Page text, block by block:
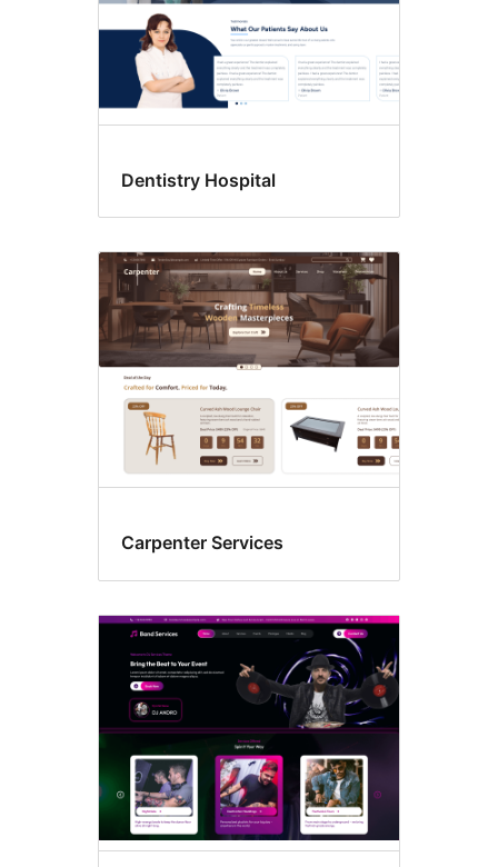
Dentistry Hospital
Carpenter Services